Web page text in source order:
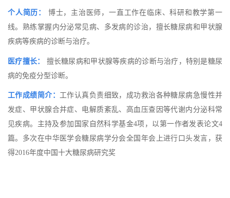
个人简历：
博士，主治医师，一直工作在临床、科研和教学第一
线。熟练掌握内分泌常见病、多发病的诊治，擅长糖尿病和甲状腺
疾病等疾病的诊断与治疗。
医疗擅长：
擅长糖尿病和甲状腺等疾病的诊断与治疗，特别是糖尿
病的免疫分型诊断。
工作成绩简介： 工作认真负责细致，成功救治各种糖尿病急慢性并
发症、甲状腺合并症、电解质紊乱、高血压查因等代谢内分泌科常
见疾病。主持及参加国家自然科学基金4项，以第一作者发表论文4
篇。多次在中华医学会糖尿病学分会全国年会上进行口头发言，获
得2016年度中国十大糖尿病研究奖